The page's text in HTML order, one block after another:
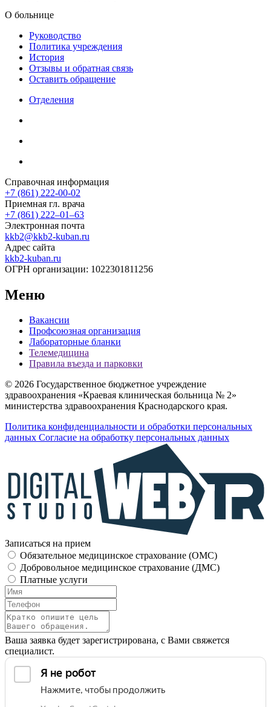
О больнице
Руководство
Политика учреждения
История
Отзывы и обратная связь
Оставить обращение
Отделения
Справочная информация
+7 (861) 222-00-02
Приемная гл. врача
+7 (861) 222‒01‒63
Электронная почта
kkb2@kkb2-kuban.ru
Адрес сайта
kkb2-kuban.ru
ОГРН организации: 1022301811256
Меню
Вакансии
Профсоюзная организация
Лабораторные бланки
Телемедицина
Правила въезда и парковки
© 2026 Государственное бюджетное учреждение
здравоохранения «Краевая клиническая больница № 2»
министерства здравоохранения Краснодарского края.
Политика конфиденциальности и обработки персональных
данных Согласие на обработку персональных данных
Записаться на прием
Обязательное медицинское страхование (OMC)
Добровольное медицинское страхование (ДМС)
Платные услуги
Ваша заявка будет зарегистрирована, с Вами свяжется
специалист.